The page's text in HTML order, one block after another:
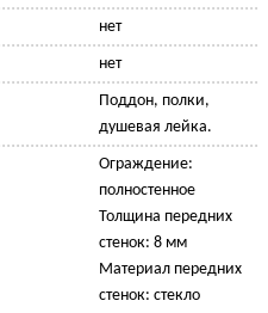
нет
нет
Поддон, полки,
душевая лейка.
Ограждение:
полностенное
Толщина передних
стенок: 8 мм
Материал передних
стенок: стекло